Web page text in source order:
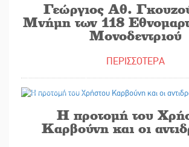
Γεώργιος Αθ.
Μνήμη των 118
Μονοδεντριού
ΠΕΡΙΣΣΟΤΕΡΑ
Η προτομή του
Καρβούνη και οι